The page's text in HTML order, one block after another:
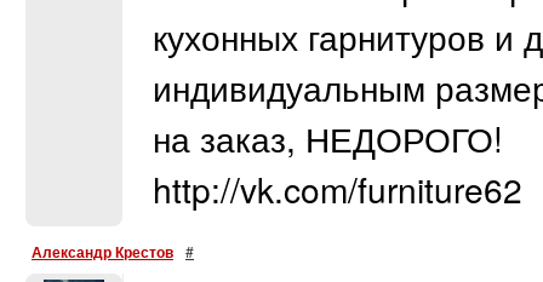
кухонных гарнитуров и
индивидуальным
на заказ, НЕДОРОГО!
http://vk.com/furniture62
Александр Крестов #